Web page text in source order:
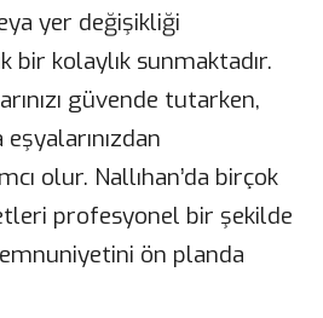
yer değişikliği
bir kolaylık sunmaktadır.
güvende tutarken,
olur. Nallıhan’da birçok
profesyonel bir şekilde
ön planda